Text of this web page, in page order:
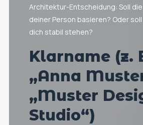
Architektur-Entscheidung: Soll
deiner Person basieren? Oder
dich stabil stehen?
Klarname (z.
„Anna
„Muster
Studio“)